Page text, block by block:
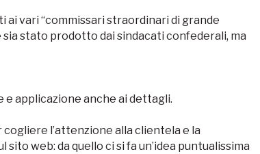
ai vari “commissari straordinari di grande
stato prodotto dai sindacati confederali, ma
applicazione anche ai dettagli.
l’attenzione alla clientela e la
web: da quello ci si fa un’idea puntualissima